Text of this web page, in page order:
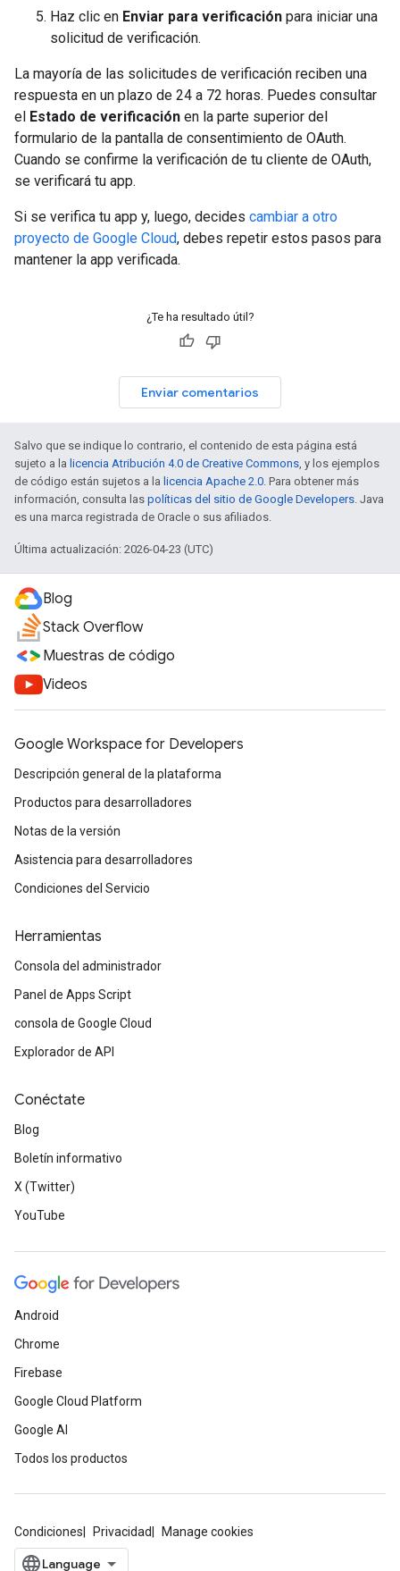
Haz clic en Enviar para verificación para iniciar una
solicitud de verificación.
La mayoría de las solicitudes de verificación reciben una
respuesta en un plazo de 24 a 72 horas. Puedes consultar
el Estado de verificación en la parte superior del
formulario de la pantalla de consentimiento de OAuth.
Cuando se confirme la verificación de tu cliente de OAuth,
se verificará tu app.
Si se verifica tu app y, luego, decides cambiar a otro
proyecto de Google Cloud, debes repetir estos pasos para
mantener la app verificada.
¿Te ha resultado útil?
Enviar comentarios
Salvo que se indique lo contrario, el contenido de esta página está
sujeto a la licencia Atribución 4.0 de Creative Commons , y los ejemplos
de código están sujetos a la licencia Apache 2.0 . Para obtener más
información, consulta las políticas del sitio de Google Developers . Java
es una marca registrada de Oracle o sus afiliados.
Última actualización: 2026-04-23 (UTC)
Blog
Stack Overflow
Muestras de código
Videos
Google Workspace for Developers
Descripción general de la plataforma
Productos para desarrolladores
Notas de la versión
Asistencia para desarrolladores
Condiciones del Servicio
Herramientas
Consola del administrador
Panel de Apps Script
consola de Google Cloud
Explorador de API
Conéctate
Blog
Boletín informativo
X (Twitter)
YouTube
Android
Chrome
Firebase
Google Cloud Platform
Google AI
Todos los productos
Condiciones Privacidad Manage cookies